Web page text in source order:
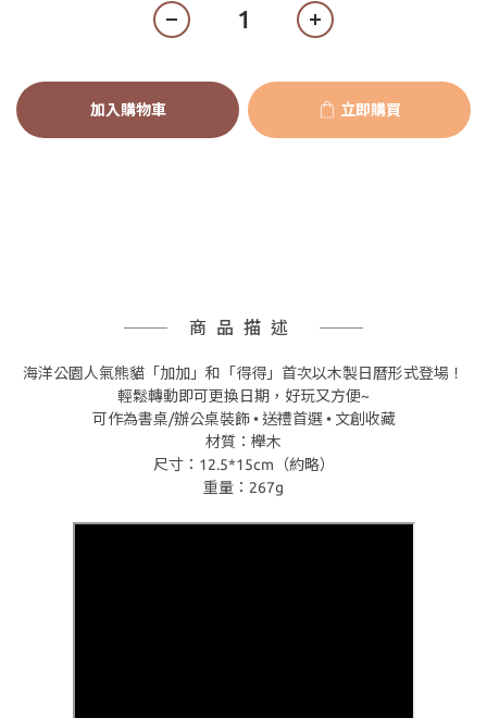
加入購物車 立即購買
商品描述
海洋公園人氣熊貓「加加」和「得得」首次以木製日曆形式登場！
輕鬆轉動即可更換日期，好玩又方便~
可作為書桌/辦公桌裝飾 • 送禮首選 • 文創收藏
材質：櫸木
尺寸：12.5*15cm（約略）
重量：267g